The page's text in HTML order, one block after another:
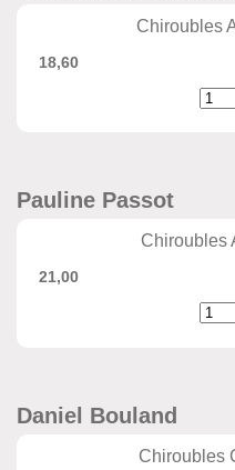
Chiroubles
18,60
Pauline Passot
Chiroubles
21,00
Daniel Bouland
Chiroubles